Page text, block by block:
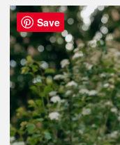
Save